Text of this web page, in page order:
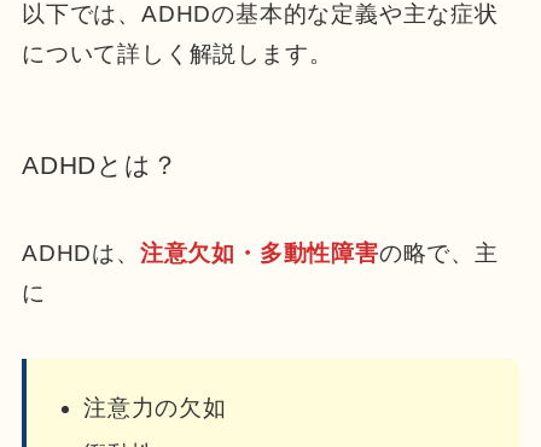
以下では、ADHDの基本的な定義や主な症状
について詳しく解説します。
ADHDとは？
ADHDは、 注意欠如・多動性障害の略で、主
に
注意力の欠如